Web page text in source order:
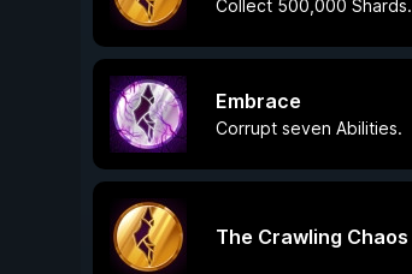
Collect 500,000 Shards.
Embrace
Corrupt seven Abilities.
The Crawling Chaos